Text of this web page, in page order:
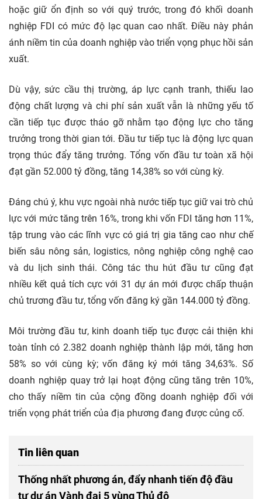
hoặc giữ ổn định so với quý trước, trong đó khối doanh
nghiệp FDI có mức độ lạc quan cao nhất. Điều này phản
ánh niềm tin của doanh nghiệp vào triển vọng phục hồi sản
xuất.
Dù vậy, sức cầu thị trường, áp lực cạnh tranh, thiếu lao
động chất lượng và chi phí sản xuất vẫn là những yếu tố
cần tiếp tục được tháo gỡ nhằm tạo động lực cho tăng
trưởng trong thời gian tới. Đầu tư tiếp tục là động lực quan
trọng thúc đẩy tăng trưởng. Tổng vốn đầu tư toàn xã hội
đạt gần 52.000 tỷ đồng, tăng 14,38% so với cùng kỳ.
Đáng chú ý, khu vực ngoài nhà nước tiếp tục giữ vai trò chủ
lực với mức tăng trên 16%, trong khi vốn FDI tăng hơn 11%,
tập trung vào các lĩnh vực có giá trị gia tăng cao như chế
biến sâu nông sản, logistics, nông nghiệp công nghệ cao
và du lịch sinh thái. Công tác thu hút đầu tư cũng đạt
nhiều kết quả tích cực với 31 dự án mới được chấp thuận
chủ trương đầu tư, tổng vốn đăng ký gần 144.000 tỷ đồng.
Môi trường đầu tư, kinh doanh tiếp tục được cải thiện khi
toàn tỉnh có 2.382 doanh nghiệp thành lập mới, tăng hơn
58% so với cùng kỳ; vốn đăng ký mới tăng 34,63%. Số
doanh nghiệp quay trở lại hoạt động cũng tăng trên 10%,
cho thấy niềm tin của cộng đồng doanh nghiệp đối với
triển vọng phát triển của địa phương đang được củng cố.
Tin liên quan
Thống nhất phương án, đẩy nhanh tiến độ đầu
tư dự án Vành đai 5 vùng Thủ đô